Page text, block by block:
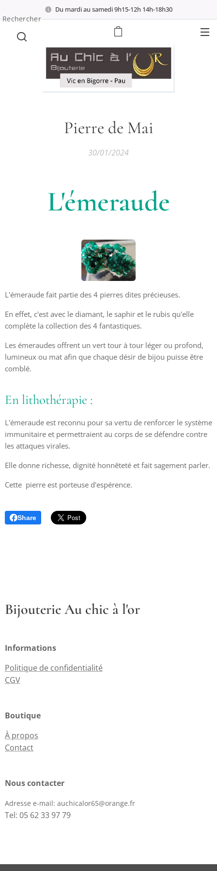
Du mardi au samedi 9h15-12h 14h-18h30
Rechercher
Pierre de Mai
30/01/2024
L'émeraude
L'émeraude fait partie des 4 pierres dites précieuses.
En effet, c'est avec le diamant, le saphir et le rubis qu'elle
complète la collection des 4 fantastiques.
Les émeraudes offrent un vert tour à tour léger ou profond,
lumineux ou mat afin que chaque désir de bijou puisse être
comblé.
En lithothérapie :
L'émeraude est reconnu pour sa vertu de renforcer le système
immunitaire et permettraient au corps de se défendre contre
les attaques virales.
Elle donne richesse, dignité honnêteté et fait sagement parler.
Cette pierre est porteuse d'espérence.
Share
Bijouterie Au chic à l'or
Informations
Politique de confidentialité
CGV
Boutique
À propos
Contact
Nous contacter
Adresse e-mail: auchicalor65@orange.fr
Tel: 05 62 33 97 79